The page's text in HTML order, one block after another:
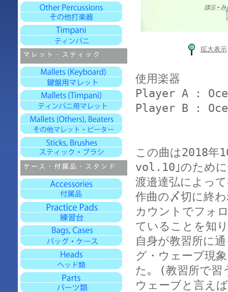
拡大表示
使用楽器
Player A :
Player B :
この曲は2018年
vol.10｣のために
渡邉達弘によっ
作曲の〆切に終
カウントでフォ
ていることを知
自身が教習所に
グ・ウェーブ現
た｡ (教習所で習
ウェーブと言え